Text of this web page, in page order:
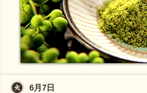
6月7日